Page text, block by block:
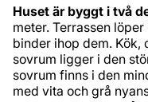
Huset är byggt i två
meter. Terrassen
binder ihop dem. Kök,
sovrum ligger i den
sovrum finns i den
med vita och grå